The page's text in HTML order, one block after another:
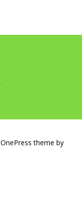
OnePress theme by